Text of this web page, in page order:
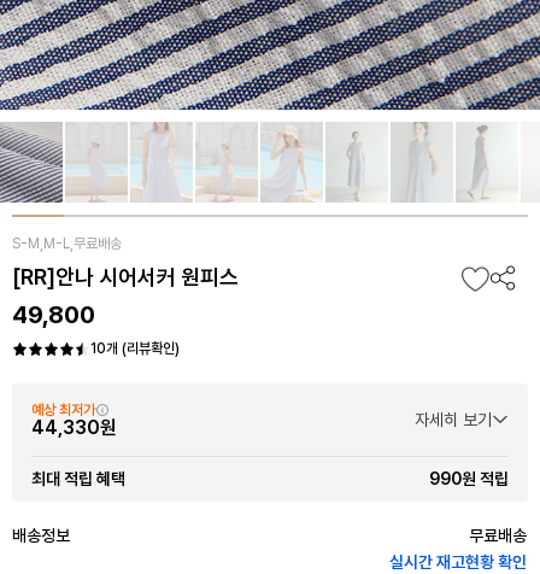
S-M,M-L,무료배송
[RR]안나 시어서커 원피스
49,800
10개 (리뷰확인)
예상 최저가
44,330원 자세히 보기
최대 적립 혜택 990원 적립
배송정보
무료배송
실시간 재고현황 확인